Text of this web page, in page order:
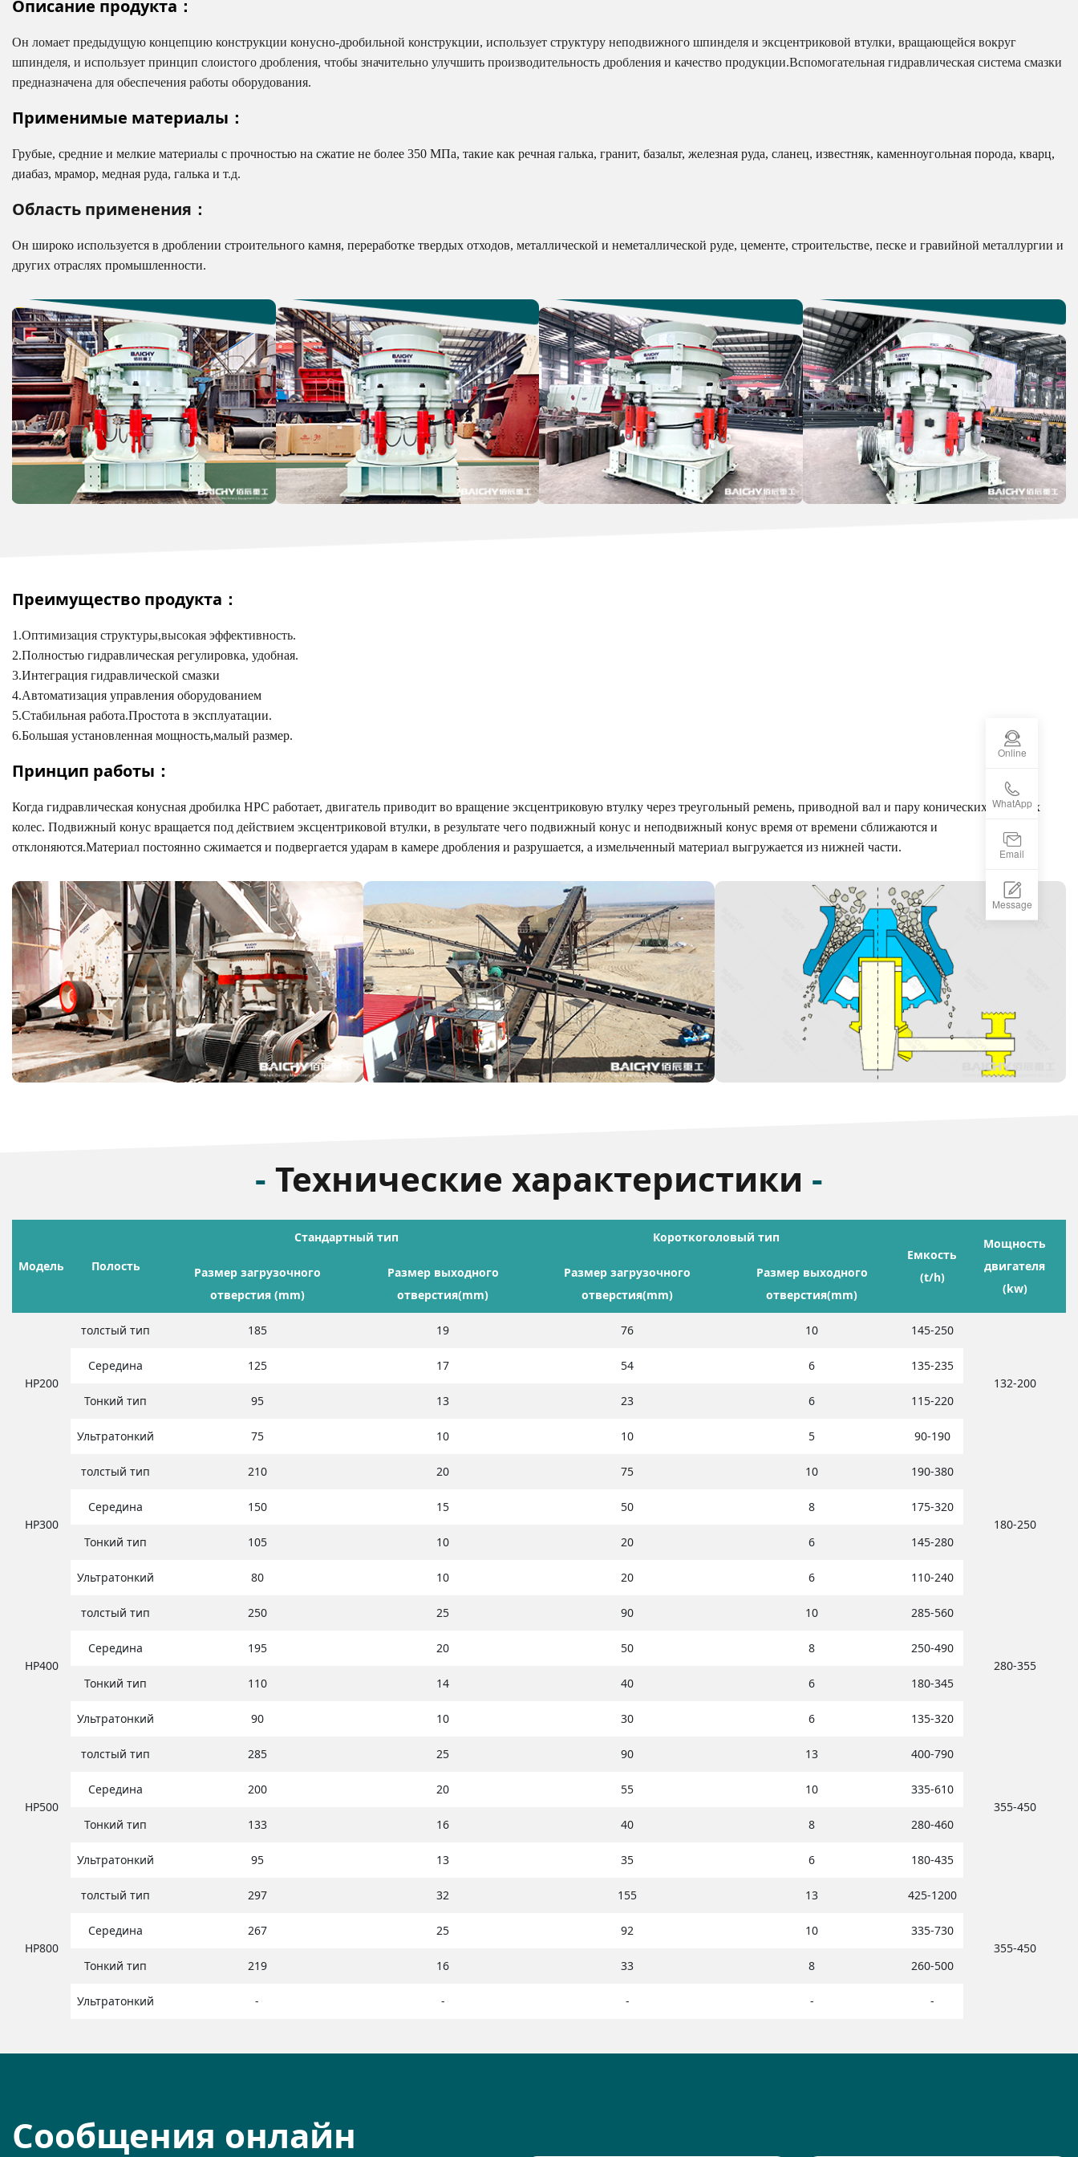
Описание продукта：
Он ломает предыдущую концепцию конструкции конусно-дробильной конструкции, использует структуру неподвижного шпинделя и эксцентриковой втулки, вращающейся вокруг
шпинделя, и использует принцип слоистого дробления, чтобы значительно улучшить производительность дробления и качество продукции.Вспомогательная гидравлическая система смазки
предназначена для обеспечения работы оборудования.
Применимые материалы：
Грубые, средние и мелкие материалы с прочностью на сжатие не более 350 МПа, такие как речная галька, гранит, базальт, железная руда, сланец, известняк, каменноугольная порода, кварц,
диабаз, мрамор, медная руда, галька и т.д.
Область применения：
Он широко используется в дроблении строительного камня, переработке твердых отходов, металлической и неметаллической руде, цементе, строительстве, песке и гравийной металлургии и
других отраслях промышленности.
Преимущество продукта：
1.Оптимизация структуры,высокая эффективность.
2.Полностью гидравлическая регулировка, удобная.
3.Интеграция гидравлической смазки
4.Автоматизация управления оборудованием
5.Стабильная работа.Простота в эксплуатации.
6.Большая установленная мощность,малый размер.
Принцип работы：
Когда гидравлическая конусная дробилка HPC работает, двигатель приводит во вращение эксцентриковую втулку через треугольный ремень, приводной вал и пару конических зубчатых
колес. Подвижный конус вращается под действием эксцентриковой втулки, в результате чего подвижный конус и неподвижный конус время от времени сближаются и
отклоняются.Материал постоянно сжимается и подвергается ударам в камере дробления и разрушается, а измельченный материал выгружается из нижней части.
- Технические характеристики -
Модель Полость
Стандартный тип
Короткоголовый тип
Емкость
(t/h)
Мощность
двигателя
(kw)
Размер загрузочного
отверстия (mm)
Размер выходного
отверстия(mm)
Размер загрузочного
отверстия(mm)
Размер выходного
отверстия(mm)
HP200
толстый тип 185 19 76 10 145-250
132-200
Середина 125 17 54 6 135-235
Тонкий тип 95 13 23 6 115-220
Ультратонкий 75 10 10 5 90-190
HP300
толстый тип 210 20 75 10 190-380
180-250
Середина 150 15 50 8 175-320
Тонкий тип 105 10 20 6 145-280
Ультратонкий 80 10 20 6 110-240
HP400
толстый тип 250 25 90 10 285-560
280-355
Середина 195 20 50 8 250-490
Тонкий тип 110 14 40 6 180-345
Ультратонкий 90 10 30 6 135-320
HP500
толстый тип 285 25 90 13 400-790
355-450
Середина 200 20 55 10 335-610
Тонкий тип 133 16 40 8 280-460
Ультратонкий 95 13 35 6 180-435
HP800
толстый тип 297 32 155 13 425-1200
355-450
Середина 267 25 92 10 335-730
Тонкий тип 219 16 33 8 260-500
Ультратонкий - - - - -
Сообщения онлайн
Online
WhatApp
Email
Message